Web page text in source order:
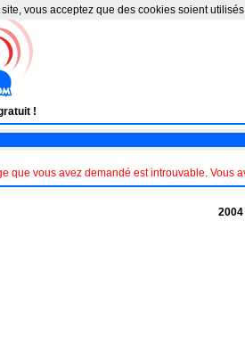
!
que vous avez demandé est introuvable. Vous
vous acceptez que des cookies soient